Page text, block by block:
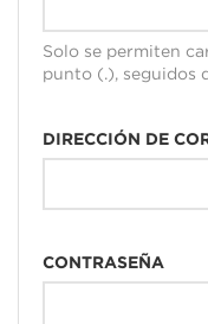
Solo se permiten
punto (.), seguidos
DIRECCIÓN DE
CONTRASEÑA